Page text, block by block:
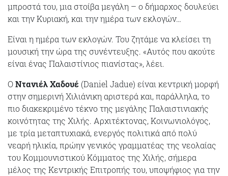
μπροστά του, μια στοίβα μεγάλη – ο δήμαρχος δουλεύει
και την Κυριακή, και την ημέρα των εκλογών…
Είναι η ημέρα των εκλογών. Του ζητάμε να κλείσει τη
μουσική την ώρα της συνέντευξης. «Αυτός που ακούτε
είναι ένας Παλαιστίνιος πιανίστας», λέει.
ΟΝτανιέλ Χαδουέ (Daniel Jadue) είναι κεντρική μορφή
στην σημερινή Χιλιάνικη αριστερά και, παράλληλα, το
πιο διακεκριμένο τέκνο της μεγάλης Παλαιστινιακής
κοινότητας της Χιλής. Αρχιτέκτονας, Κοινωνιολόγος,
με τρία μεταπτυχιακά, ενεργός πολιτικά από πολύ
νεαρή ηλικία, πρώην γενικός γραμματέας της νεολαίας
του Κομμουνιστικού Κόμματος της Χιλής, σήμερα
μέλος της Κεντρικής Επιτροπής του, υποψήφιος για την